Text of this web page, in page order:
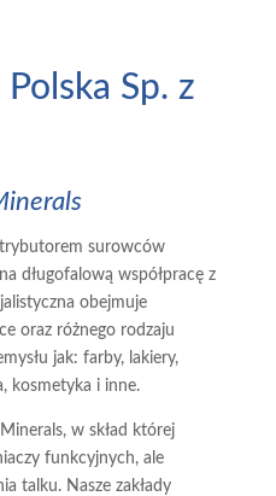
Sp. z
surowców
długofalową współpracę z
obejmuje
oraz różnego rodzaju
jak: farby, lakiery,
kosmetyka i inne.
w skład której
funkcyjnych, ale
talku. Nasze zakłady